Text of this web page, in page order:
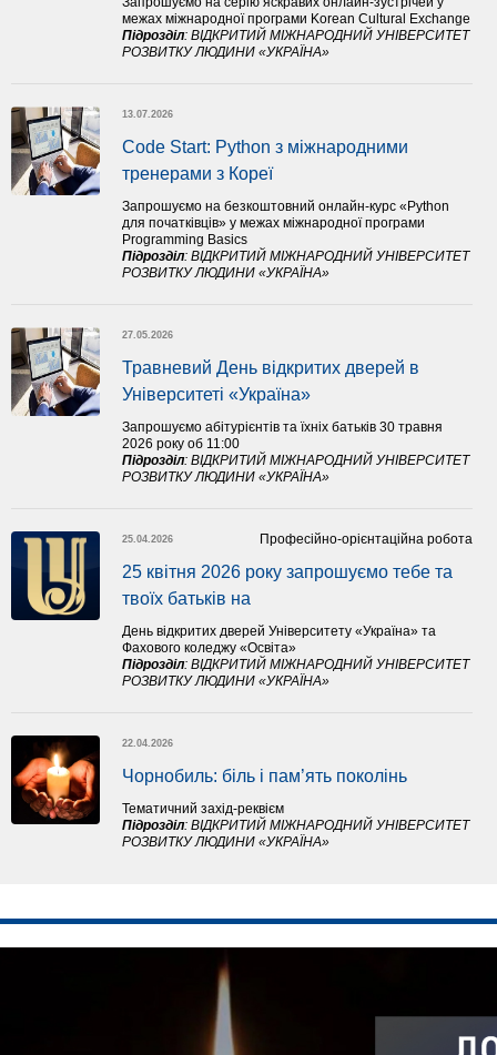
межах міжнародної програми Korean Cultural Exchange
Підрозділ: ВІДКРИТИЙ МІЖНАРОДНИЙ УНІВЕРСИТЕТ
РОЗВИТКУ ЛЮДИНИ «УКРАЇНА»
13.07.2026
Code Start: Python з міжнародними
тренерами з Кореї
Запрошуємо на безкоштовний онлайн-курс «Python
для початківців» у межах міжнародної програми
Programming Basics
Підрозділ: ВІДКРИТИЙ МІЖНАРОДНИЙ УНІВЕРСИТЕТ
РОЗВИТКУ ЛЮДИНИ «УКРАЇНА»
27.05.2026
Травневий День відкритих дверей в
Університеті «Україна»
Запрошуємо абітурієнтів та їхніх батьків 30 травня
2026 року об 11:00
Підрозділ: ВІДКРИТИЙ МІЖНАРОДНИЙ УНІВЕРСИТЕТ
РОЗВИТКУ ЛЮДИНИ «УКРАЇНА»
Професійно-орієнтаційна робота
25.04.2026
25 квітня 2026 року запрошуємо тебе та
твоїх батьків на
День відкритих дверей Університету «Україна» та
Фахового коледжу «Освіта»
Підрозділ: ВІДКРИТИЙ МІЖНАРОДНИЙ УНІВЕРСИТЕТ
РОЗВИТКУ ЛЮДИНИ «УКРАЇНА»
22.04.2026
Чорнобиль: біль і пам’ять поколінь
Тематичний захід-реквієм
Підрозділ: ВІДКРИТИЙ МІЖНАРОДНИЙ УНІВЕРСИТЕТ
РОЗВИТКУ ЛЮДИНИ «УКРАЇНА»